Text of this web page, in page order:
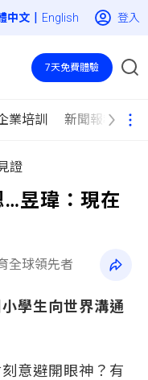
| English 登入
業培訓 新聞報導
7天免費體驗
證
昱瑋：現在
全球領先者
學生向世界溝通
意避開眼神？有